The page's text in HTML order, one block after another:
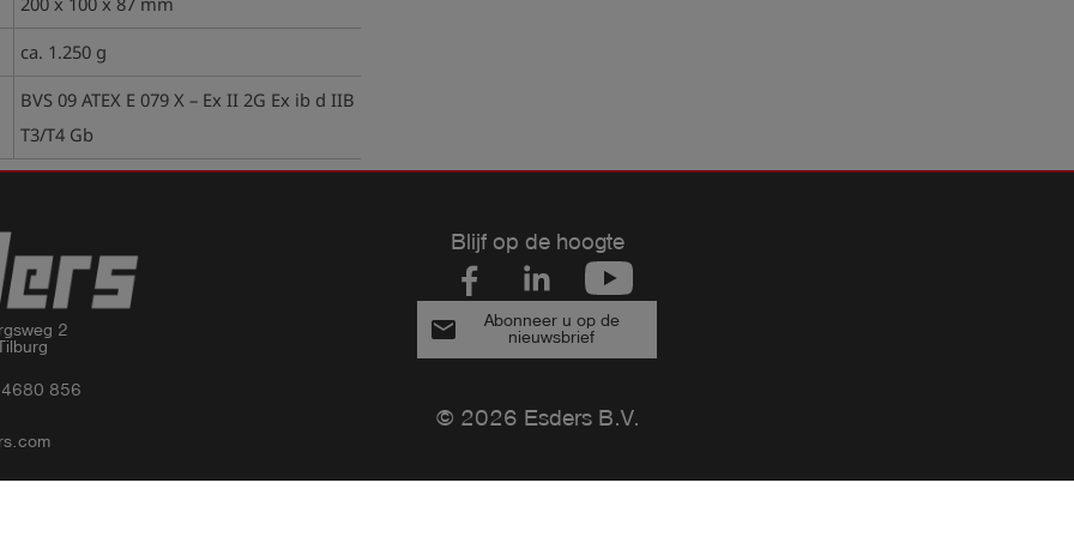
ca. 1.250 g
BVS 09 ATEX E 079 X – Ex II 2G Ex ib d IIB
T3/T4 Gb
2
4680 856
Blijf op de hoogte
email
Abonneer u op de
nieuwsbrief
© 2026 Esders B.V.